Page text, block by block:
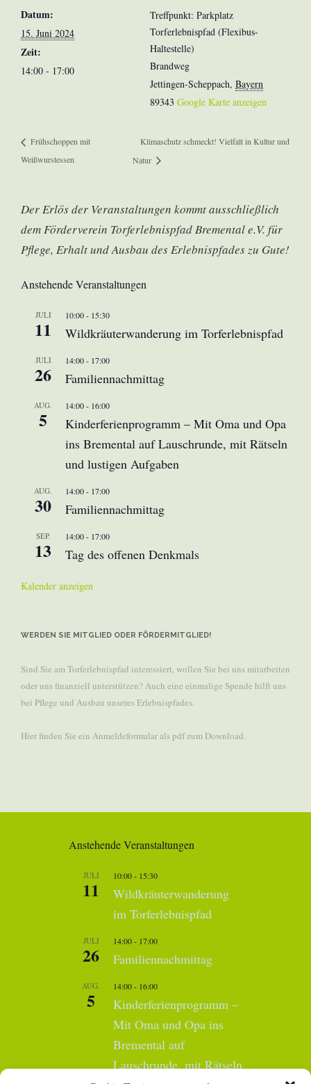
Datum:
15. Juni 2024
Zeit:
14:00 - 17:00
Treffpunkt: Parkplatz
Torferlebnispfad (Flexibus-
Haltestelle)
Brandweg
Jettingen-Scheppach, Bayern
89343 Google Karte anzeigen
Frühschoppen mit
Weißwurstessen
Klimaschutz schmeckt! Vielfalt in Kultur und
Natur
Der Erlös der Veranstaltungen kommt ausschließlich
dem Förderverein Torferlebnispfad Bremental e.V. für
Pflege, Erhalt und Ausbau des Erlebnispfades zu Gute!
Anstehende Veranstaltungen
JULI
11
10:00- 15:30
Wildkräuterwanderung im Torferlebnispfad
JULI
26
14:00- 17:00
Familiennachmittag
AUG.
5
14:00- 16:00
Kinderferienprogramm – Mit Oma und Opa
ins Bremental auf Lauschrunde, mit Rätseln
und lustigen Aufgaben
AUG.
30
14:00- 17:00
Familiennachmittag
SEP.
13
14:00- 17:00
Tag des offenen Denkmals
Kalender anzeigen
WERDEN SIE MITGLIED ODER FÖRDERMITGLIED!
Sind Sie am Torferlebnispfad interessiert, wollen Sie bei uns mitarbeiten
oder uns finanziell unterstützen? Auch eine einmalige Spende hilft uns
bei Pflege und Ausbau unseres Erlebnispfades.
Hier finden Sie ein Anmeldeformular als pdf zum Download.
Anstehende Veranstaltungen
JULI
11
10:00- 15:30
Wildkräuterwanderung
im Torferlebnispfad
JULI
26
14:00- 17:00
Familiennachmittag
AUG.
5
14:00- 16:00
Kinderferienprogramm –
Mit Oma und Opa ins
Bremental auf
Lauschrunde, mit Rätseln